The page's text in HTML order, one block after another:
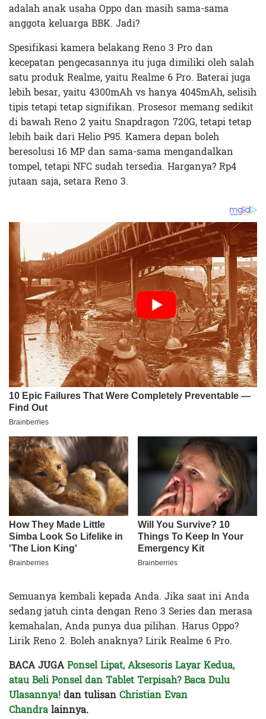
adalah anak usaha Oppo dan masih sama-sama
anggota keluarga BBK. Jadi?
Spesifikasi kamera belakang Reno 3 Pro dan
kecepatan pengecasannya itu juga dimiliki oleh salah
satu produk Realme, yaitu Realme 6 Pro. Baterai juga
lebih besar, yaitu 4300mAh vs hanya 4045mAh, selisih
tipis tetapi tetap signifikan. Prosesor memang sedikit
di bawah Reno 2 yaitu Snapdragon 720G, tetapi tetap
lebih baik dari Helio P95. Kamera depan boleh
beresolusi 16 MP dan sama-sama mengandalkan
tompel, tetapi NFC sudah tersedia. Harganya? Rp4
jutaan saja, setara Reno 3.
Semuanya kembali kepada Anda. Jika saat ini Anda
sedang jatuh cinta dengan Reno 3 Series dan merasa
kemahalan, Anda punya dua pilihan. Harus Oppo?
Lirik Reno 2. Boleh anaknya? Lirik Realme 6 Pro.
BACA JUGAPonsel Lipat, Aksesoris Layar Kedua,
atau Beli Ponsel dan Tablet Terpisah? Baca Dulu
Ulasannya!dan tulisanChristian Evan
Chandralainnya.